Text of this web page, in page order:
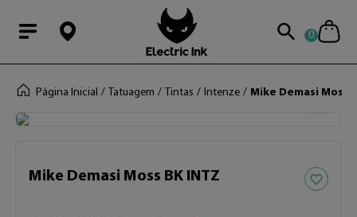
Modal0
Página Inicial Tatuagem Tintas Intenze Mike Demasi Moss
Mike Demasi Moss BK INTZ Adicionar